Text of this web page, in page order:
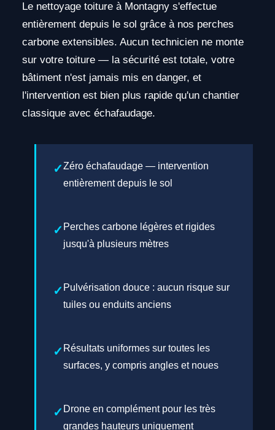
Le nettoyage toiture à Montagny s'effectue
entièrement depuis le sol grâce à nos perches
carbone extensibles. Aucun technicien ne monte
sur votre toiture — la sécurité est totale, votre
bâtiment n'est jamais mis en danger, et
l'intervention est bien plus rapide qu'un chantier
classique avec échafaudage.
Zéro échafaudage — intervention
entièrement depuis le sol
Perches carbone légères et rigides
jusqu'à plusieurs mètres
Pulvérisation douce : aucun risque sur
tuiles ou enduits anciens
Résultats uniformes sur toutes les
surfaces, y compris angles et noues
Drone en complément pour les très
grandes hauteurs uniquement